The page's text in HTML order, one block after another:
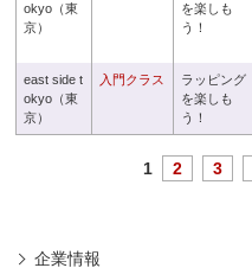
okyo（東
京）
を楽しも
う！
east side t
okyo（東
京）
入門クラス
ラッピング
を楽しも
う！
1 2 3
企業情報